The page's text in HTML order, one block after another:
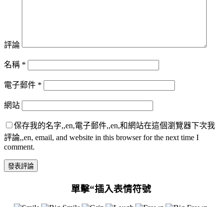
評論
名稱 *
電子郵件 *
網站
保存我的名字,,en,電子郵件,,en,和網站在這個瀏覽器下次我
評論,,en, email, and website in this browser for the next time I
comment.
單擊“插入表情符號